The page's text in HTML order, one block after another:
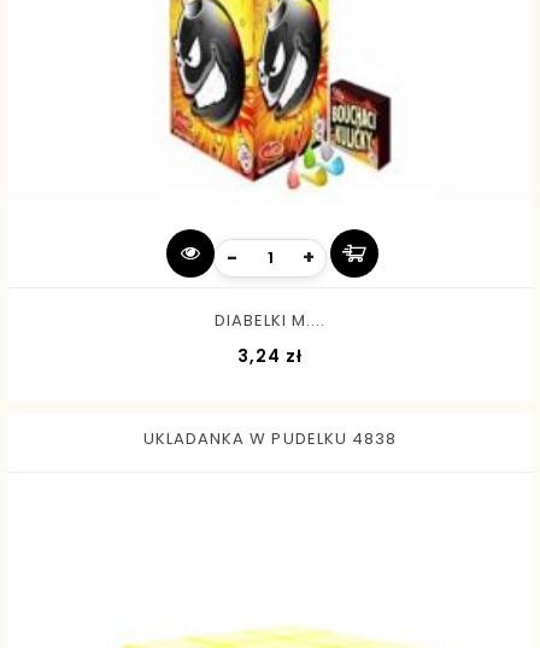
- +
DIABELKI M....
3,24 złCena
UKLADANKA W PUDELKU 4838